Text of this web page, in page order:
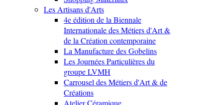
Les Artisans d'Arts
4e édition de la Biennale
Internationale des Métiers d'Art &
de la Création contemporaine
La Manufacture des Gobelins
Les Journées Particulières du
groupe LVMH
Carrousel des Métiers d'Art & de
Créations